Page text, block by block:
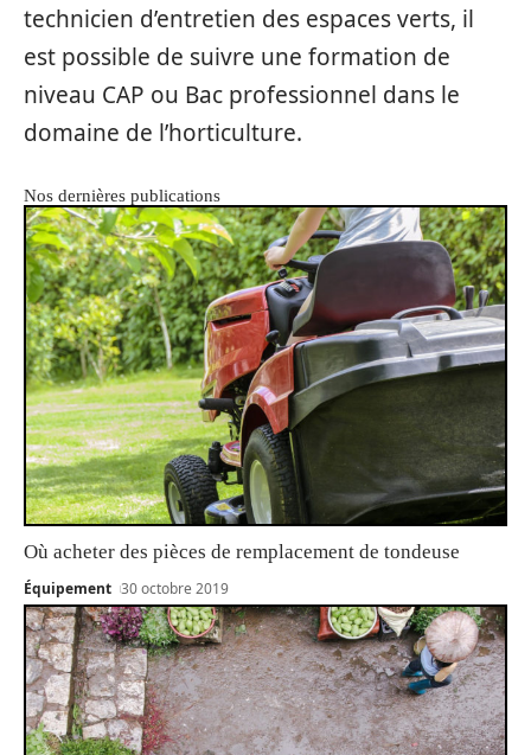
technicien d’entretien des espaces verts, il
est possible de suivre une formation de
niveau CAP ou Bac professionnel dans le
domaine de l’horticulture.
Nos dernières publications
Où acheter des pièces de remplacement de tondeuse
Équipement 30 octobre 2019